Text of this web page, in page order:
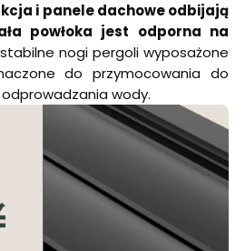
i panele dachowe odbijają
powłoka jest odporna na
nogi pergoli wyposażone
do przymocowania do
wody.